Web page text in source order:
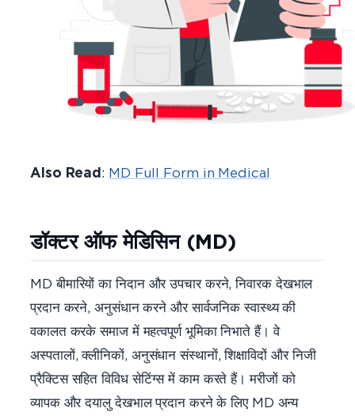
Also Read: MD Full Form in Medical
डॉक्टर ऑफ मेडिसिन (MD)
MD बीमारियों का निदान और उपचार करने, निवारक देखभाल
प्रदान करने, अनुसंधान करने और सार्वजनिक स्वास्थ्य की
वकालत करके समाज में महत्वपूर्ण भूमिका निभाते हैं। वे
अस्पतालों, क्लीनिकों, अनुसंधान संस्थानों, शिक्षाविदों और निजी
प्रैक्टिस सहित विविध सेटिंग्स में काम करते हैं। मरीजों को
व्यापक और दयालु देखभाल प्रदान करने के लिए MD अन्य